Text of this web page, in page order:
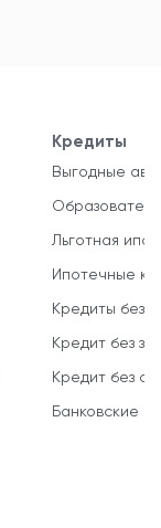
Кредиты
Выгодные
Льготная
Ипотечные
Кредиты без
Кредит без
Кредит без
Банковские